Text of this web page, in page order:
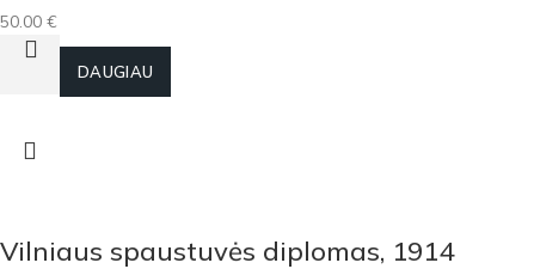
50.00 €
DAUGIAU
Vilniaus spaustuvės diplomas, 1914